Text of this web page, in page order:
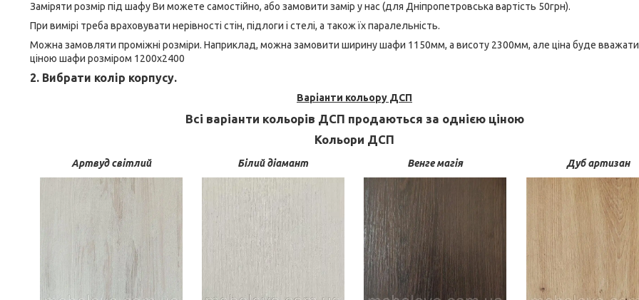
Заміряти розмір під шафу Ви можете самостійно, або замовити замір у нас (для Дніпропетровська вартість 50грн).
При вимірі треба враховувати нерівності стін, підлоги і стелі, а також їх паралельність.
Можна замовляти проміжні розміри. Наприклад, можна замовити ширину шафи 1150мм, а висоту 2300мм, але ціна буде
ціною шафи розміром 1200х2400
2. Вибрати колір корпусу.
Варіанти кольору ДСП
Всі варіанти кольорів ДСП продаються за однією ціною
Кольори ДСП
Артвуд світлий Білий діамант Венге магія Дуб артизан